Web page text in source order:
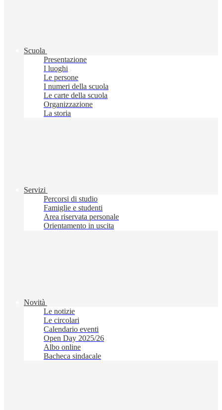
Scuola
Presentazione
I luoghi
Le persone
I numeri della scuola
Le carte della scuola
Organizzazione
La storia
Servizi
Percorsi di studio
Famiglie e studenti
Area riservata personale
Orientamento in uscita
Novità
Le notizie
Le circolari
Calendario eventi
Open Day 2025/26
Albo online
Bacheca sindacale